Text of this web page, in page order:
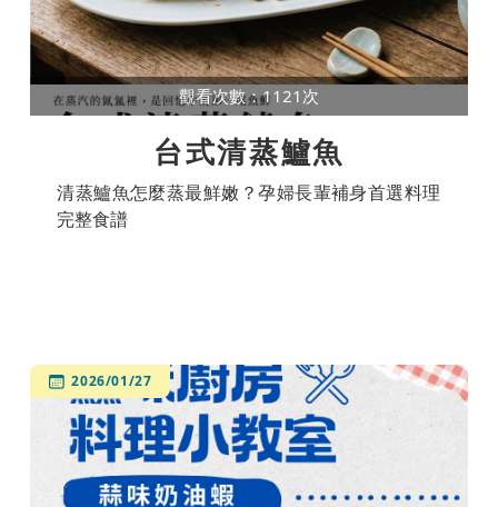
觀看次數：1121次
台式清蒸鱸魚
清蒸鱸魚怎麼蒸最鮮嫩？孕婦長輩補身首選料理
完整食譜
2026/01/27